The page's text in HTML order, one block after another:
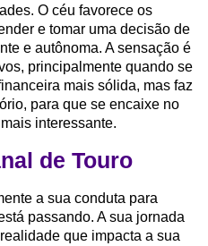
O céu favorece os
e tomar uma decisão de
e autônoma. A sensação é
principalmente quando se
mais sólida, mas faz
para que se encaixe no
interessante.
de Touro
a sua conduta para
passando. A sua jornada
que impacta a sua